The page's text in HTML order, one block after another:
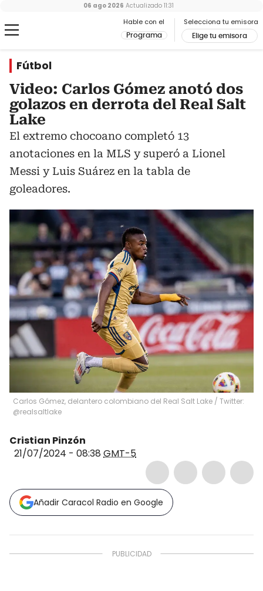
Hable con el
Programa
Selecciona tu emisora
Elige tu emisora
06 ago 2026 Actualizado 11:31
Fútbol
Video: Carlos Gómez anotó dos
golazos en derrota del Real Salt
Lake
El extremo chocoano completó 13
anotaciones en la MLS y superó a Lionel
Messi y Luis Suárez en la tabla de
goleadores.
Carlos Gómez, delantero colombiano del Real Salt Lake / Twitter:
@realsaltlake
Cristian Pinzón
21/07/2024 - 08:38 GMT-5
Añadir Caracol Radio en Google